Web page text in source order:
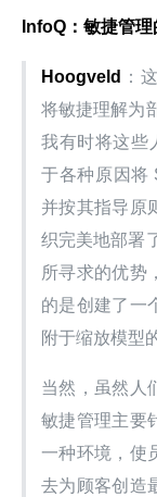
InfoQ：敏捷管
Hoogveld
：
将敏捷理解为
我有时将这些
于各种原因将
并按其指导原
织完美地部署
所寻求的优势
的是创建了一
附于缩放模型
当然，虽然人
敏捷管理主要
一种环境，使
去为顾客创造